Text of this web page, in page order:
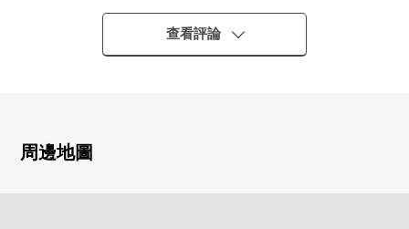
・臨海線"品川海濱"車站步行12分鐘
・能利用3車站4線路的位置
・可飼養寵物（有規定）
查看評論
周邊地圖